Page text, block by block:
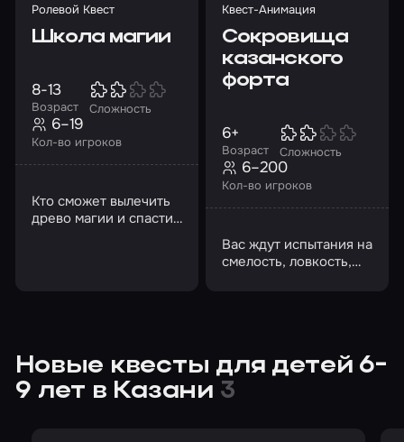
Ролевой Квест
Школа магии
Возраст
8-13
Сложность
Кол-во игроков
6–19
Кто сможет вылечить
древо магии и спасти
Квест-Анимация
Сокровища
казанского
форта
Возраст
6+
Сложность
Кол-во игроков
6–200
Вас ждут испытания на
смелость, ловкость,
Новые квесты для детей 6-
9 лет в Казани 3